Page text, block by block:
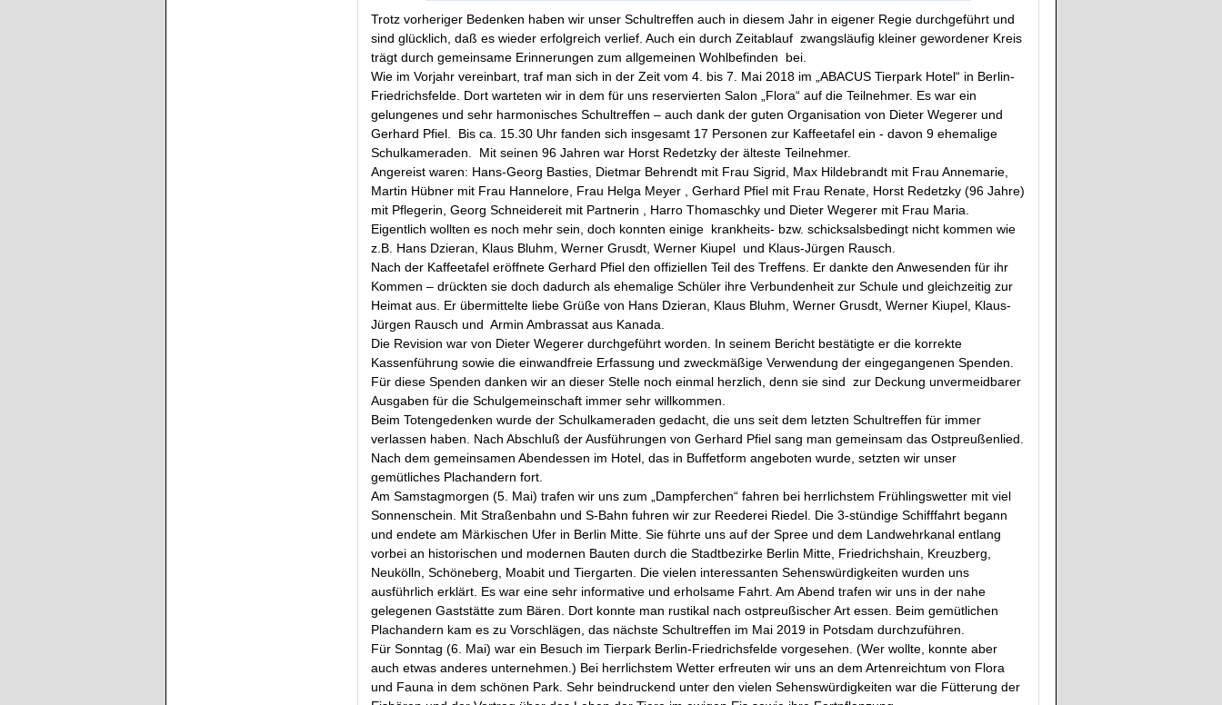
Trotz vorheriger Bedenken haben wir unser Schultreffen auch in diesem Jahr in eigener Regie durchgeführt und
sind glücklich, daß es wieder erfolgreich verlief. Auch ein durch Zeitablauf zwangsläufig kleiner gewordener Kreis
trägt durch gemeinsame Erinnerungen zum allgemeinen Wohlbefinden bei.
Wie im Vorjahr vereinbart, traf man sich in der Zeit vom 4. bis 7. Mai 2018 im „ABACUS Tierpark Hotel“ in Berlin-
Friedrichsfelde. Dort warteten wir in dem für uns reservierten Salon „Flora“ auf die Teilnehmer. Es war ein
gelungenes und sehr harmonisches Schultreffen – auch dank der guten Organisation von Dieter Wegerer und
Gerhard Pfiel. Bis ca. 15.30 Uhr fanden sich insgesamt 17 Personen zur Kaffeetafel ein - davon 9 ehemalige
Schulkameraden. Mit seinen 96 Jahren war Horst Redetzky der älteste Teilnehmer.
Angereist waren: Hans-Georg Basties, Dietmar Behrendt mit Frau Sigrid, Max Hildebrandt mit Frau Annemarie,
Martin Hübner mit Frau Hannelore, Frau Helga Meyer , Gerhard Pfiel mit Frau Renate, Horst Redetzky (96 Jahre)
mit Pflegerin, Georg Schneidereit mit Partnerin , Harro Thomaschky und Dieter Wegerer mit Frau Maria.
Eigentlich wollten es noch mehr sein, doch konnten einige krankheits- bzw. schicksalsbedingt nicht kommen wie
z.B. Hans Dzieran, Klaus Bluhm, Werner Grusdt, Werner Kiupel und Klaus-Jürgen Rausch.
Nach der Kaffeetafel eröffnete Gerhard Pfiel den offiziellen Teil des Treffens. Er dankte den Anwesenden für ihr
Kommen – drückten sie doch dadurch als ehemalige Schüler ihre Verbundenheit zur Schule und gleichzeitig zur
Heimat aus. Er übermittelte liebe Grüße von Hans Dzieran, Klaus Bluhm, Werner Grusdt, Werner Kiupel, Klaus-
Jürgen Rausch und Armin Ambrassat aus Kanada.
Die Revision war von Dieter Wegerer durchgeführt worden. In seinem Bericht bestätigte er die korrekte
Kassenführung sowie die einwandfreie Erfassung und zweckmäßige Verwendung der eingegangenen Spenden.
Für diese Spenden danken wir an dieser Stelle noch einmal herzlich, denn sie sind zur Deckung unvermeidbarer
Ausgaben für die Schulgemeinschaft immer sehr willkommen.
Beim Totengedenken wurde der Schulkameraden gedacht, die uns seit dem letzten Schultreffen für immer
verlassen haben. Nach Abschluß der Ausführungen von Gerhard Pfiel sang man gemeinsam das Ostpreußenlied.
Nach dem gemeinsamen Abendessen im Hotel, das in Buffetform angeboten wurde, setzten wir unser
gemütliches Plachandern fort.
Am Samstagmorgen (5. Mai) trafen wir uns zum „Dampferchen“ fahren bei herrlichstem Frühlingswetter mit viel
Sonnenschein. Mit Straßenbahn und S-Bahn fuhren wir zur Reederei Riedel. Die 3-stündige Schifffahrt begann
und endete am Märkischen Ufer in Berlin Mitte. Sie führte uns auf der Spree und dem Landwehrkanal entlang
vorbei an historischen und modernen Bauten durch die Stadtbezirke Berlin Mitte, Friedrichshain, Kreuzberg,
Neukölln, Schöneberg, Moabit und Tiergarten. Die vielen interessanten Sehenswürdigkeiten wurden uns
ausführlich erklärt. Es war eine sehr informative und erholsame Fahrt. Am Abend trafen wir uns in der nahe
gelegenen Gaststätte zum Bären. Dort konnte man rustikal nach ostpreußischer Art essen. Beim gemütlichen
Plachandern kam es zu Vorschlägen, das nächste Schultreffen im Mai 2019 in Potsdam durchzuführen.
Für Sonntag (6. Mai) war ein Besuch im Tierpark Berlin-Friedrichsfelde vorgesehen. (Wer wollte, konnte aber
auch etwas anderes unternehmen.) Bei herrlichstem Wetter erfreuten wir uns an dem Artenreichtum von Flora
und Fauna in dem schönen Park. Sehr beindruckend unter den vielen Sehenswürdigkeiten war die Fütterung der